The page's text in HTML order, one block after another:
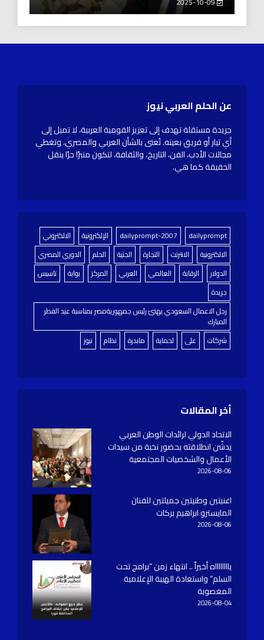
عن الحلم العربي نيوز
جريدة مستقلة تهدف إلى تعزيز القومية العربية، لا تميل إلى
أي تيار أو فريق بعينه. تُعنى بالشأن العربي والمصري، وتغطي
مجالات الأدب، الفن، التاريخ، والثقافة، لتكون منبرًا حرًا ينقل
الحقيقة كما هي.
dailyprompt
dailyprompt-2007 الإلكترونية
الالكتروني
الالكترونية
الانترنت التجارة الجنية الحلم
الدوري المصري
الدولار
الرقابة العالمي العربي المركز بوابة
تاسيس
جريدة
رجل الاعمال السعودي يهنئ رئيس جمهوريةمصر بمناسبة عيد الفطر
المبارك
شركات
على لحماية مابدرة نظام نيوز
أخر المقالات
الاتحاد الدولي لرائدات الوطن العربي
يدشّن انطلاقته بحضور نخبة من سيدات
الأعمال والشخصيات المجتمعية
2026-08-06
اغنيتين وطنيتين جميلتين للفنان
المايسترو ابراهيم بركات
2026-08-06
يااااااااه أخيراً .. انتهاء زمن “برامج تحت
السلم” واستعادة الهيبة الإعلامية
المغصوبة
2026-08-04